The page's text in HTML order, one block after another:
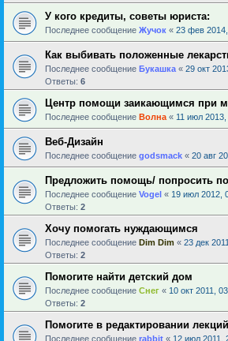
У кого кредиты, советы юриста:
Последнее сообщение Жучок « 23 фев
Как выбивать положенные
Последнее сообщение Букашка « 29 окт
Ответы: 6
Центр помощи заикающимся при
Последнее сообщение Волна « 11 июл
Веб-Дизайн
Последнее сообщение godsmack « 20 авг
Предложить помощь/ попросить
Последнее сообщение Vogel « 19 июл 2012,
Ответы: 2
Хочу помогать нуждающимся
Последнее сообщение Dim Dim « 23 дек
Ответы: 2
Помогите найти детский дом
Последнее сообщение Снег « 10 окт 2011,
Ответы: 2
Помогите в редактировании
Последнее сообщение rabbit « 12 июл 2011,